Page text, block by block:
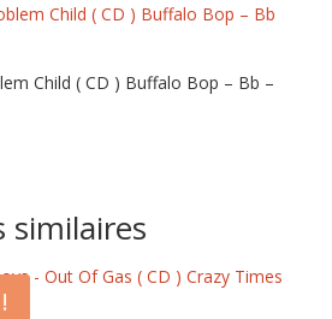
Child ( CD ) Buffalo Bop – Bb –
similaires